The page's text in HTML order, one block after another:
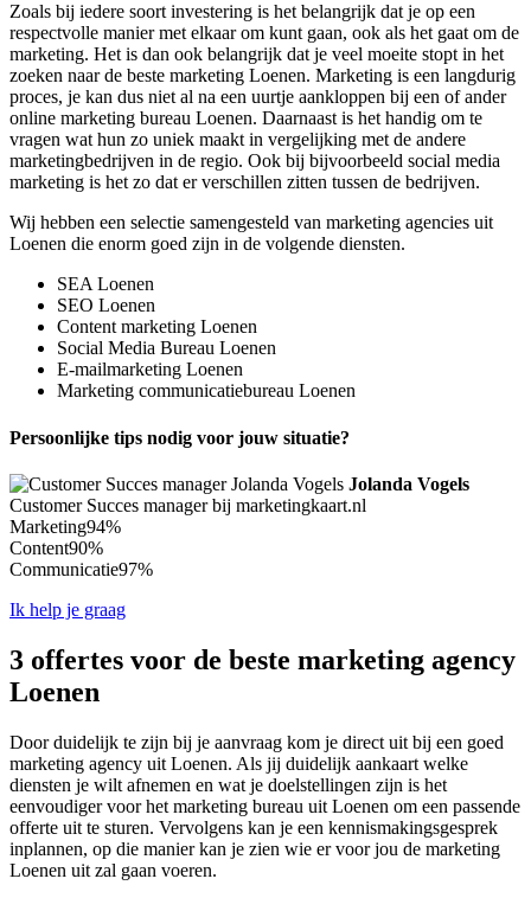
Zoals bij iedere soort investering is het belangrijk dat je op een
respectvolle manier met elkaar om kunt gaan, ook als het gaat om de
marketing. Het is dan ook belangrijk dat je veel moeite stopt in het
zoeken naar de beste marketing Loenen. Marketing is een langdurig
proces, je kan dus niet al na een uurtje aankloppen bij een of ander
online marketing bureau Loenen. Daarnaast is het handig om te
vragen wat hun zo uniek maakt in vergelijking met de andere
marketingbedrijven in de regio. Ook bij bijvoorbeeld social media
marketing is het zo dat er verschillen zitten tussen de bedrijven.
Wij hebben een selectie samengesteld van marketing agencies uit
Loenen die enorm goed zijn in de volgende diensten.
SEA Loenen
SEO Loenen
Content marketing Loenen
Social Media Bureau Loenen
E-mailmarketing Loenen
Marketing communicatiebureau Loenen
Persoonlijke tips nodig voor jouw situatie?
Jolanda Vogels
Customer Succes manager bij marketingkaart.nl
Marketing94%
Content90%
Communicatie97%
Ik help je graag
3 offertes voor de beste marketing agency
Loenen
Door duidelijk te zijn bij je aanvraag kom je direct uit bij een goed
marketing agency uit Loenen. Als jij duidelijk aankaart welke
diensten je wilt afnemen en wat je doelstellingen zijn is het
eenvoudiger voor het marketing bureau uit Loenen om een passende
offerte uit te sturen. Vervolgens kan je een kennismakingsgesprek
inplannen, op die manier kan je zien wie er voor jou de marketing
Loenen uit zal gaan voeren.